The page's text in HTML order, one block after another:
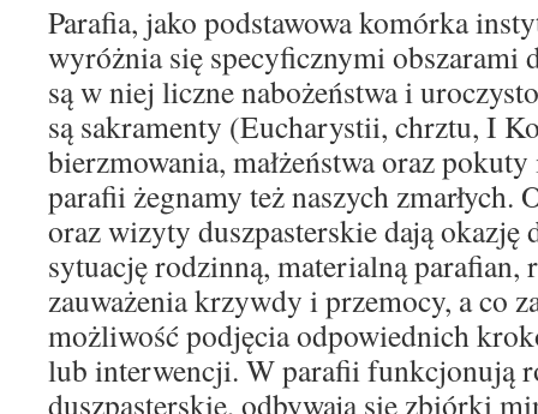
Parafia, jako podstawowa komórka
wyróżnia się specyficznymi obszarami
są w niej liczne nabożeństwa i
są sakramenty (Eucharystii, chrztu, I
bierzmowania, małżeństwa oraz
parafii żegnamy też naszych zmarłych.
oraz wizyty duszpasterskie dają okazję
sytuację rodzinną, materialną parafian,
zauważenia krzywdy i przemocy, a co
możliwość podjęcia odpowiednich
lub interwencji. W parafii funkcjonują
duszpasterskie, odbywają się zbiórki